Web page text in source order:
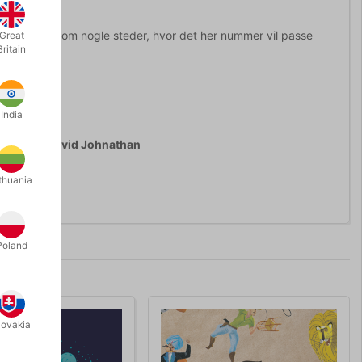
i tanke om nogle steder, hvor det her nummer vil passe
- David Johnathan
Great
India